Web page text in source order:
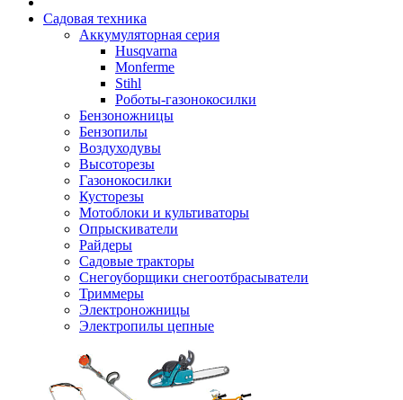
Садовая техника
Аккумуляторная серия
Husqvarna
Monferme
Stihl
Роботы-газонокосилки
Бензоножницы
Бензопилы
Воздухо­дувы
Высоторезы
Газонокосилки
Кусторезы
Мотоблоки и культиваторы
Опрыскиватели
Райдеры
Садовые тракторы
Снегоуборщики снегоотбрасыватели
Триммеры
Электроножницы
Электропилы цепные